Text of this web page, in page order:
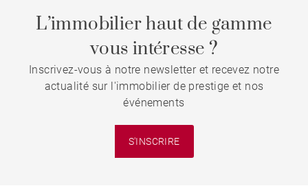
L’immobilier haut de gamme
vous intéresse ?
Inscrivez-vous à notre newsletter et recevez notre
actualité sur l'immobilier de prestige et nos
événements
S'INSCRIRE